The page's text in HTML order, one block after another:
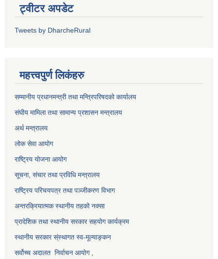
ट्वीटर अपडेट
Tweets by DharcheRural
महत्त्वपुर्ण लिकंहरु
सम्मानीय प्रधानमन्त्री तथा मन्त्रिपरिषदको कार्यालय
संघीय मामिला तथा सामान्य प्रशासन मन्त्रालय
अर्थ मन्त्रालय
लोक सेवा आयोग
राष्ट्रिय योजना आयोग
सूचना, संचार तथा प्रविधि मन्त्रालय
राष्ट्रिय परिचयपत्र तथा पञ्जीकरण विभाग
अन्तरक्रियात्मक स्थानीय तहको नक्सा
प्रादेशिक तथा स्थानीय सरकार सहयोग कार्यक्रम
स्थानीय सरकार स्ंस्थागत स्व-मूल्याङ्कन
सर्वोच्च अदालत निर्वाचन आयोग,